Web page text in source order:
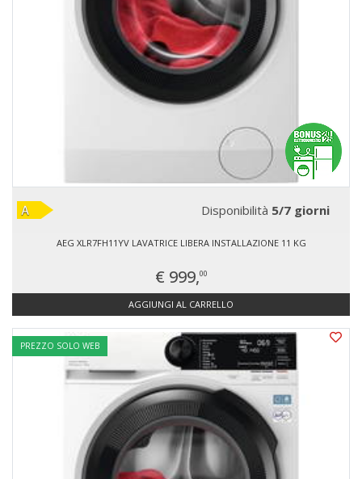
Disponibilità 5/7 giorni
AEG XLR7FH11YV LAVATRICE LIBERA INSTALLAZIONE 11 KG
€ 999,00
AGGIUNGI AL CARRELLO
PREZZO SOLO WEB